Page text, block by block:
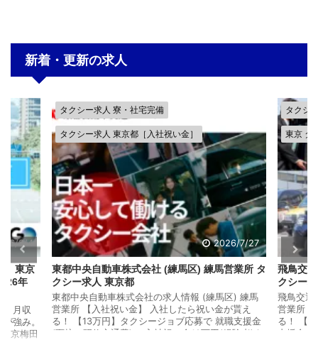
新着・更新の求人
8/4
｜東京
年
・月収
強み。
京梅田
タクシー求人 寮・社宅完備
タクシー求人 東京都［入社祝い金］
2026/7/27
東都中央自動車株式会社 (練馬区) 練馬営業所 タ
クシー求人 東京都
東都中央自動車株式会社の求人情報 (練馬区) 練馬
営業所 【入社祝い金】 入社したら祝い金が貰え
る！ 【13万円】タクシージョブ応募で 就職支援金
(面接・研修交通費) ＋入社祝い金10万円(経験者)を
タクシ
東京 タ
飛鳥交
クシー
飛鳥交通
営業所【
る！ 【
支援金 (